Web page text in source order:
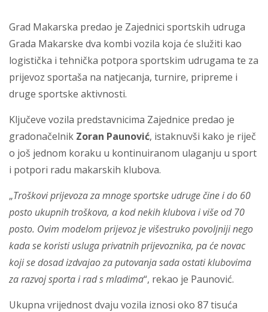
Grad Makarska predao je Zajednici sportskih udruga
Grada Makarske dva kombi vozila koja će služiti kao
logistička i tehnička potpora sportskim udrugama te za
prijevoz sportaša na natjecanja, turnire, pripreme i
druge sportske aktivnosti.
Ključeve vozila predstavnicima Zajednice predao je
gradonačelnik Zoran Paunović, istaknuvši kako je riječ
o još jednom koraku u kontinuiranom ulaganju u sport
i potpori radu makarskih klubova.
„Troškovi prijevoza za mnoge sportske udruge čine i do 60
posto ukupnih troškova, a kod nekih klubova i više od 70
posto. Ovim modelom prijevoz je višestruko povoljniji nego
kada se koristi usluga privatnih prijevoznika, pa će novac
koji se dosad izdvajao za putovanja sada ostati klubovima
za razvoj sporta i rad s mladima“, rekao je Paunović.
Ukupna vrijednost dvaju vozila iznosi oko 87 tisuća